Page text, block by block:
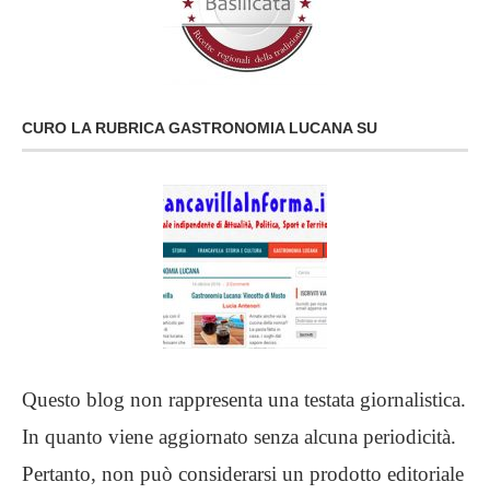
CURO LA RUBRICA GASTRONOMIA LUCANA SU
Questo blog non rappresenta una testata giornalistica.
In quanto viene aggiornato senza alcuna periodicità.
Pertanto, non può considerarsi un prodotto editoriale